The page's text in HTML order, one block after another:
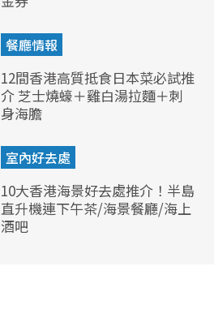
餐廳情報
12間香港高質抵食日本菜必試推
介 芝士燒蠔＋雞白湯拉麵＋刺
身海膽
室內好去處
10大香港海景好去處推介！半島
直升機連下午茶/海景餐廳/海上
酒吧